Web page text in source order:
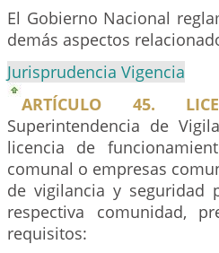
El Gobierno Nacional
demás aspectos
Jurisprudencia Vigencia
ARTÍCULO 45.
Superintendencia de
licencia de
comunal o empresas
de vigilancia y seguridad
respectiva comunidad,
requisitos: